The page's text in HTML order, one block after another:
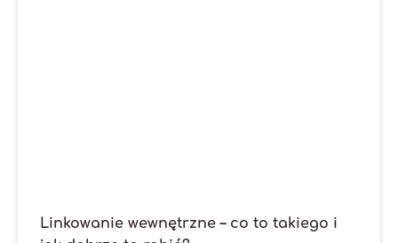
Linkowanie wewnętrzne – co to takiego i